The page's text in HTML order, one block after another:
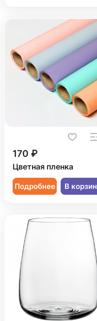
170 ₽
Цветная пленка
Подробнее В